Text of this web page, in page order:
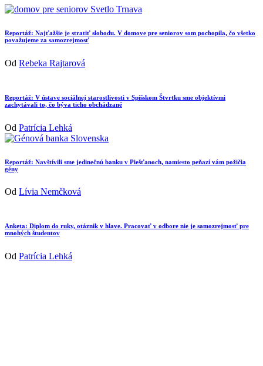
Reportáž: Najťažšie je stratiť slobodu. V domove pre seniorov som pochopila, čo všetko
považujeme za samozrejmosť
Od Rebeka Rajtarová
Reportáž: V ústave sociálnej starostlivosti v Spišskom Štvrtku sme objektívmi
zachytávali to, čo býva ticho obchádzané
Od Patrícia Lehká
Reportáž: Navštívili sme jedinečnú banku v Piešťanoch, namiesto peňazí vám požičia
gény
Od Lívia Nemčková
Anketa: Diplom do ruky, otáznik v hlave. Pracovať v odbore nie je samozrejmosť pre
mnohých študentov
Od Patrícia Lehká